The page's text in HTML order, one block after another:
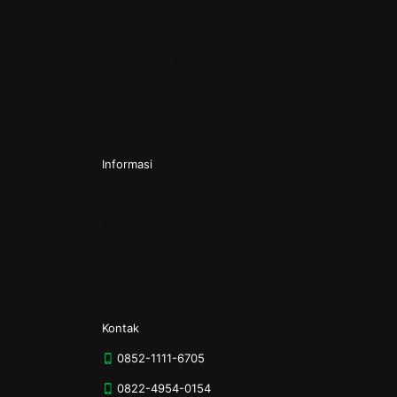
Informasi
Kontak
0852-1111-6705
0822-4954-0154